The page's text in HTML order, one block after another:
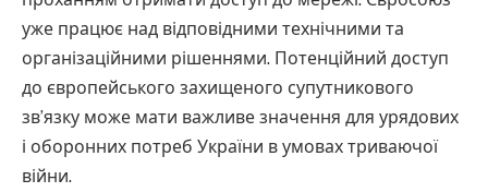
уже працює над відповідними технічними та
організаційними рішеннями. Потенційний доступ
до європейського захищеного супутникового
зв’язку може мати важливе значення для урядових
і оборонних потреб України в умовах триваючої
війни.